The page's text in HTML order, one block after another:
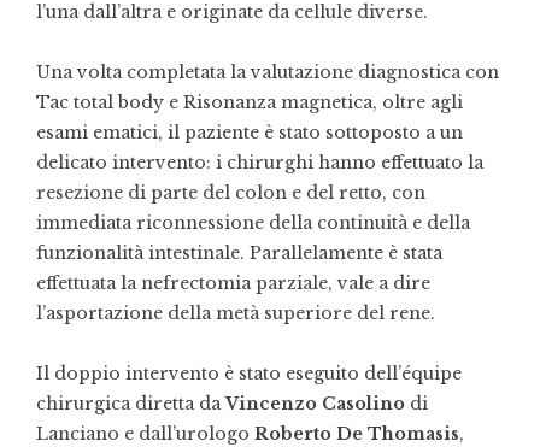
l’una dall’altra e originate da cellule diverse.
Una volta completata la valutazione diagnostica con
Tac total body e Risonanza magnetica, oltre agli
esami ematici, il paziente è stato sottoposto a un
delicato intervento: i chirurghi hanno effettuato la
resezione di parte del colon e del retto, con
immediata riconnessione della continuità e della
funzionalità intestinale. Parallelamente è stata
effettuata la nefrectomia parziale, vale a dire
l’asportazione della metà superiore del rene.
Il doppio intervento è stato eseguito dell’équipe
chirurgica diretta daVincenzo Casolino di
Lanciano e dall’urologo Roberto De Thomasis,